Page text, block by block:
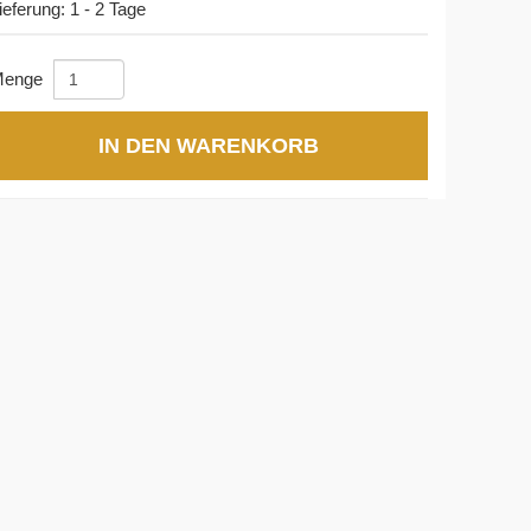
1 - 2 Tage
IN DEN WARENKORB